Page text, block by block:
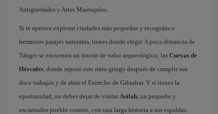
Antigüedades y Artes Marroquíes.
Si te apetece explorar ciudades más pequeñas y recogidas o
hermosos parajes naturales, tienes donde elegir. A poca distancia de
Tánger se encuentra un rincón de valor arqueológico, las Cuevas de
Hércules, donde reposó este mito griego después de cumplir sus
doce trabajos y de abrir el Estrecho de Gibraltar. Y si tienes la
oportunidad, no debes dejar de visitar Asilah, un pequeño y
encantador pueblo costero, con una larga historia a sus espaldas.